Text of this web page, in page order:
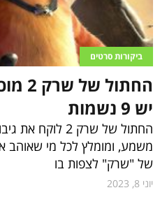
ביקורות סרטים
יש 9 נשמות
החתול של שרק 2
משמע, ומומלץ לכל מי שאוהב
של "שרק" לצפות בו
יוני 8, 2023